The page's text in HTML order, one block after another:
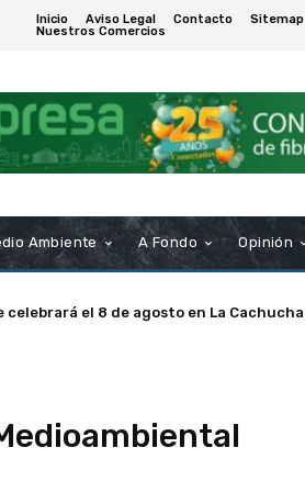
Inicio Aviso Legal Contacto
Sitemap
Nuestros Comercios
Ambiente A Fondo Opinión
celebrará el 8 de agosto en La Cachucha